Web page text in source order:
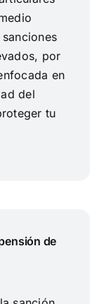
por
en
del
tu
de